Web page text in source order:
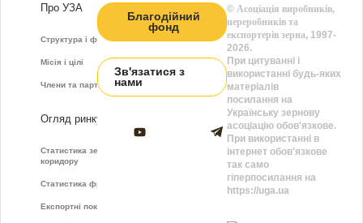
Про УЗА
Структура і функції
Місія і цілі
Члени та партнери
Огляд ринку
Статистика зернового
коридору
Статистика фрахту
Експортні показники
Благодійний
фонд
Зв'язатися з
нами
©Асоціація виробників,
переробників та
експортерів зерна, 1997-
2026.
При цитуванні і
використанні будь-яких
матеріалів
посилання на
Українську зернову
асоціацію обов'язкове.
При використанні в
інтернет обов'язкове
так само
гіперпосилання на
https://uga.ua